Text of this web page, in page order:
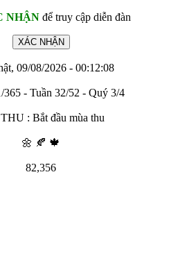
NHẬNđể truy cập diễn đàn
09/08/2026 - 00:12:08
365 - Tuần 32/52 - Quý 3/4
: Bắt đầu mùa thu
🌼 🍂 🍁
82,356